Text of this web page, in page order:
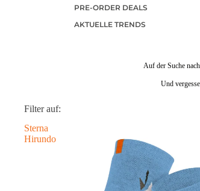
PRE-ORDER DEALS
AKTUELLE TRENDS
Auf der Suche
Und
Filter auf:
Sterna
Hirundo